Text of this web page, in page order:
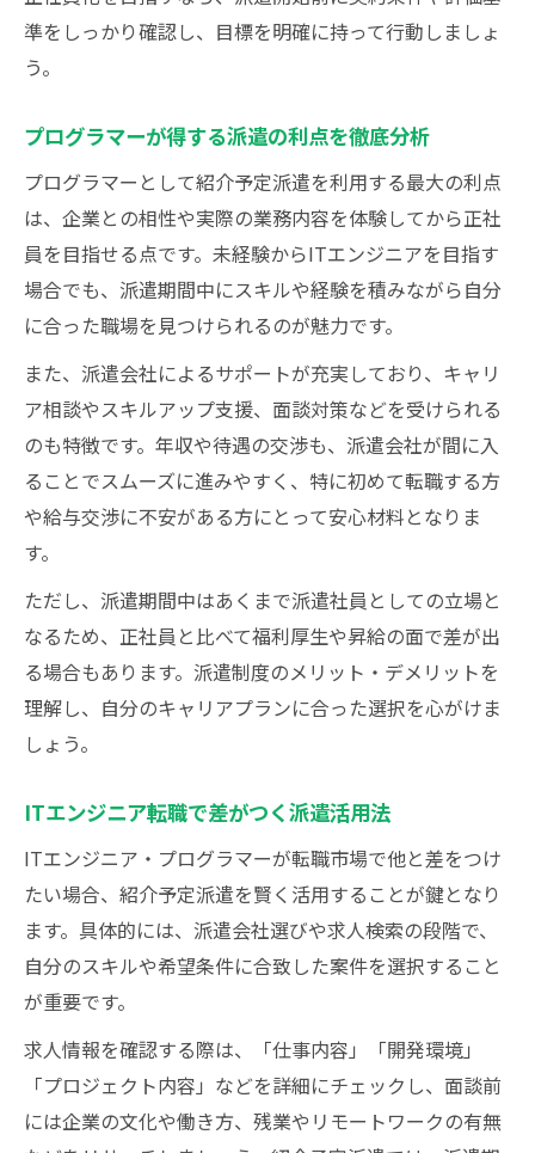
準をしっかり確認し、目標を明確に持って行動しましょ
う。
プログラマーが得する派遣の利点を徹底分析
プログラマーとして紹介予定派遣を利用する最大の利点
は、企業との相性や実際の業務内容を体験してから正社
員を目指せる点です。未経験からITエンジニアを目指す
場合でも、派遣期間中にスキルや経験を積みながら自分
に合った職場を見つけられるのが魅力です。
また、派遣会社によるサポートが充実しており、キャリ
ア相談やスキルアップ支援、面談対策などを受けられる
のも特徴です。年収や待遇の交渉も、派遣会社が間に入
ることでスムーズに進みやすく、特に初めて転職する方
や給与交渉に不安がある方にとって安心材料となりま
す。
ただし、派遣期間中はあくまで派遣社員としての立場と
なるため、正社員と比べて福利厚生や昇給の面で差が出
る場合もあります。派遣制度のメリット・デメリットを
理解し、自分のキャリアプランに合った選択を心がけま
しょう。
ITエンジニア転職で差がつく派遣活用法
ITエンジニア・プログラマーが転職市場で他と差をつけ
たい場合、紹介予定派遣を賢く活用することが鍵となり
ます。具体的には、派遣会社選びや求人検索の段階で、
自分のスキルや希望条件に合致した案件を選択すること
が重要です。
求人情報を確認する際は、「仕事内容」「開発環境」
「プロジェクト内容」などを詳細にチェックし、面談前
には企業の文化や働き方、残業やリモートワークの有無